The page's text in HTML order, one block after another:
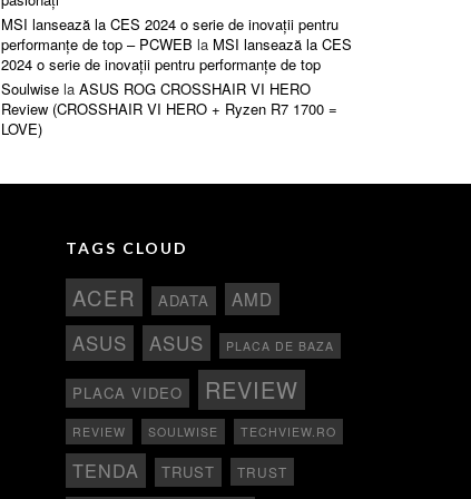
MSI lansează la CES 2024 o serie de inovații pentru
performanțe de top – PCWEB la MSI lansează la CES
2024 o serie de inovații pentru performanțe de top
Soulwise la ASUS ROG CROSSHAIR VI HERO
Review (CROSSHAIR VI HERO + Ryzen R7 1700 =
LOVE)
TAGS CLOUD
ACER ADATA AMD
ASUS ASUS PLACA DE BAZA
PLACA VIDEO REVIEW
REVIEW SOULWISE TECHVIEW.RO
TENDA TRUST TRUST